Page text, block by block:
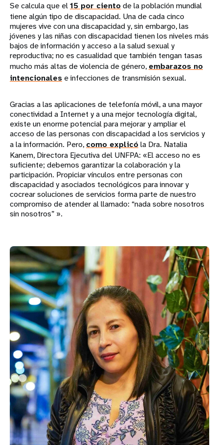
Se calcula que el15 por cientode la población mundial
tiene algún tipo de discapacidad. Una de cada cinco
mujeres vive con una discapacidad y, sin embargo, las
jóvenes y las niñas con discapacidad tienen los niveles más
bajos de información y acceso a la salud sexual y
reproductiva; no es casualidad que también tengan tasas
mucho más altas de violencia de género, embarazos no
intencionales e infecciones de transmisión sexual.
Gracias a las aplicaciones de telefonía móvil, a una mayor
conectividad a Internet y a una mejor tecnología digital,
existe un enorme potencial para mejorar y ampliar el
acceso de las personas con discapacidad a los servicios y
a la información. Pero, como explicóla Dra. Natalia
Kanem, Directora Ejecutiva del UNFPA: «El acceso no es
suficiente; debemos garantizar la colaboración y la
participación. Propiciar vínculos entre personas con
discapacidad y asociados tecnológicos para innovar y
cocrear soluciones de servicios forma parte de nuestro
compromiso de atender al llamado: “nada sobre nosotros
sin nosotros” ».